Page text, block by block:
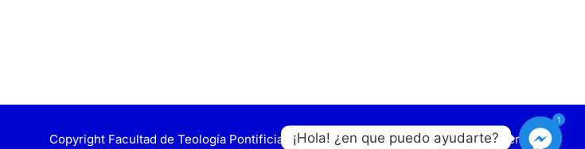
Copyright Facultad de Teología Pontificia y Civil de Lima. Todos los derechos reservados
1
¡Hola! ¿en que puedo ayudarte?